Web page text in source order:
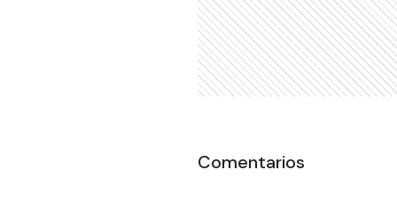
Comentarios